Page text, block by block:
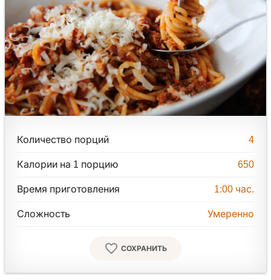
Количество порций 4
Калории на 1 порцию 650
Время приготовления 1:00 час.
Сложность Умеренно
СОХРАНИТЬ